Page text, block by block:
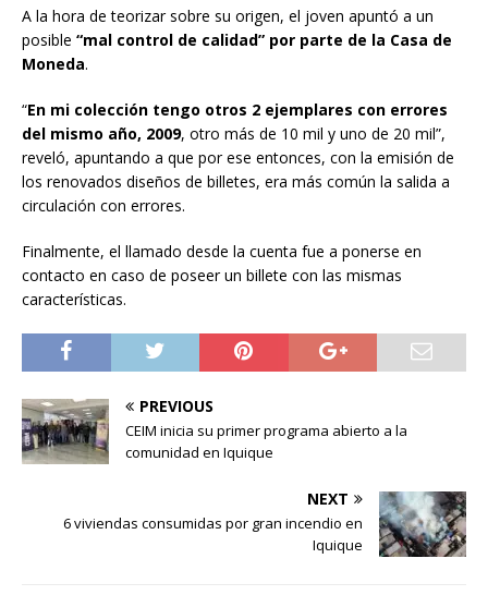
A la hora de teorizar sobre su origen, el joven apuntó a un
posible “mal control de calidad” por parte de la Casa de
Moneda.
“En mi colección tengo otros 2 ejemplares con errores
del mismo año, 2009, otro más de 10 mil y uno de 20 mil”,
reveló, apuntando a que por ese entonces, con la emisión de
los renovados diseños de billetes, era más común la salida a
circulación con errores.
Finalmente, el llamado desde la cuenta fue a ponerse en
contacto en caso de poseer un billete con las mismas
características.
PREVIOUS
CEIM inicia su primer programa abierto a la
comunidad en Iquique
NEXT
6 viviendas consumidas por gran incendio en
Iquique